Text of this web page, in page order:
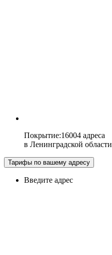
Покрытие:16004 адреса
в Ленинградской области
Тарифы по вашему адресу
Введите адрес